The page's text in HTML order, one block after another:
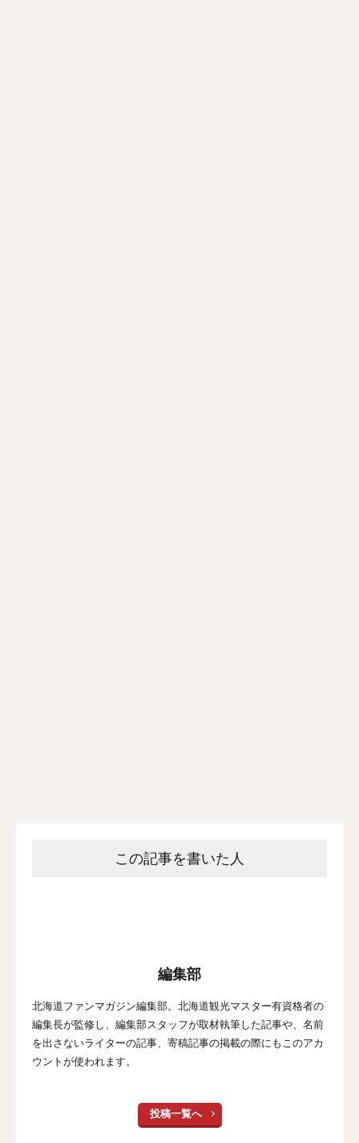
この記事を書いた人
編集部
北海道ファンマガジン編集部。北海道観光マスター有資格者の
編集長が監修し、編集部スタッフが取材執筆した記事や、名前
を出さないライターの記事、寄稿記事の掲載の際にもこのアカ
ウントが使われます。
投稿一覧へ